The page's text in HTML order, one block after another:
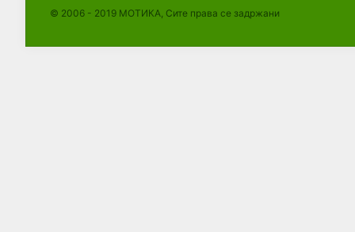
© 2006 - 2019 МОТИКА, Сите права се задржани